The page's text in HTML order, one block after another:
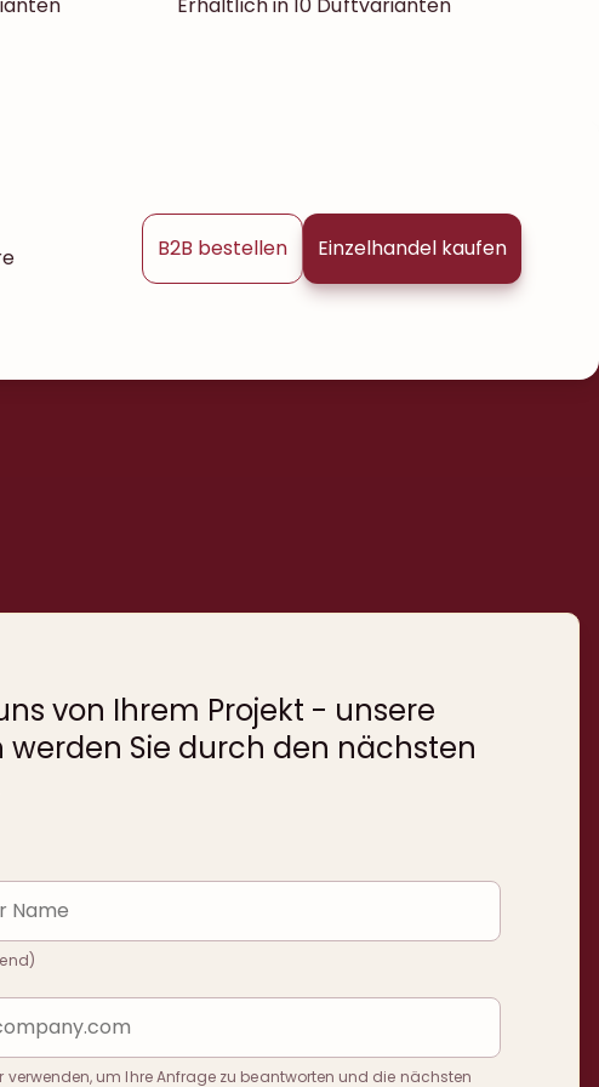
B2B bestellen Einzelhandel kaufen
von Ihrem Projekt - unsere
werden Sie durch den nächsten
verwenden, um Ihre Anfrage zu beantworten und die nächsten